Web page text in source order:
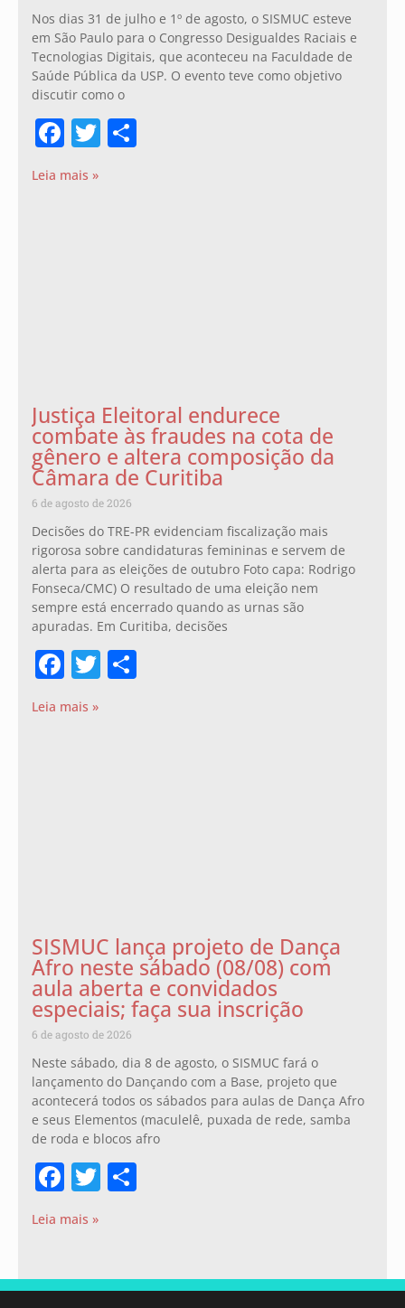
Nos dias 31 de julho e 1º de agosto, o SISMUC esteve
em São Paulo para o Congresso Desigualdes Raciais e
Tecnologias Digitais, que aconteceu na Faculdade de
Saúde Pública da USP. O evento teve como objetivo
discutir como o
Facebook
Twitter
Leia mais »
Justiça Eleitoral endurece
combate às fraudes na cota de
gênero e altera composição da
Câmara de Curitiba
6 de agosto de 2026
Decisões do TRE-PR evidenciam fiscalização mais
rigorosa sobre candidaturas femininas e servem de
alerta para as eleições de outubro Foto capa: Rodrigo
Fonseca/CMC) O resultado de uma eleição nem
sempre está encerrado quando as urnas são
apuradas. Em Curitiba, decisões
Facebook
Twitter
Leia mais »
SISMUC lança projeto de Dança
Afro neste sábado (08/08) com
aula aberta e convidados
especiais; faça sua inscrição
6 de agosto de 2026
Neste sábado, dia 8 de agosto, o SISMUC fará o
lançamento do Dançando com a Base, projeto que
acontecerá todos os sábados para aulas de Dança Afro
e seus Elementos (maculelê, puxada de rede, samba
de roda e blocos afro
Facebook
Twitter
Leia mais »